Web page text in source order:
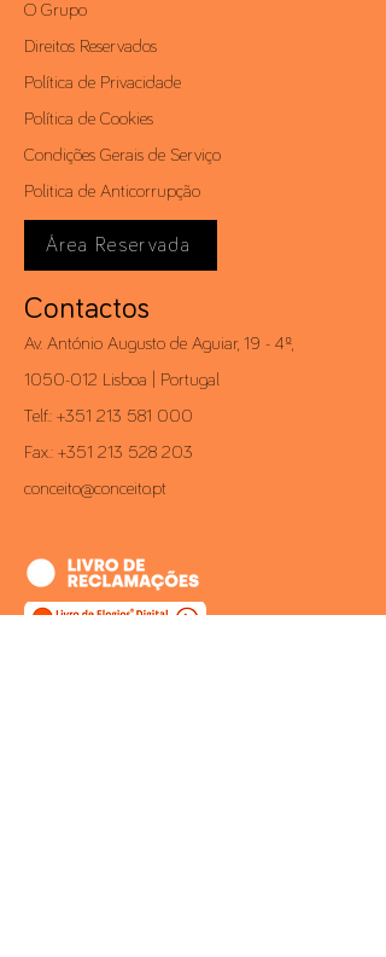
O Grupo
Direitos Reservados
Política de Privacidade
Política de Cookies
Condições Gerais de Serviço
Politica de Anticorrupção
Área Reservada
Contactos
Av. António Augusto de Aguiar, 19 - 4º,
1050-012 Lisboa | Portugal
Telf.: +351 213 581 000
Fax.: +351 213 528 203
conceito@conceito.pt